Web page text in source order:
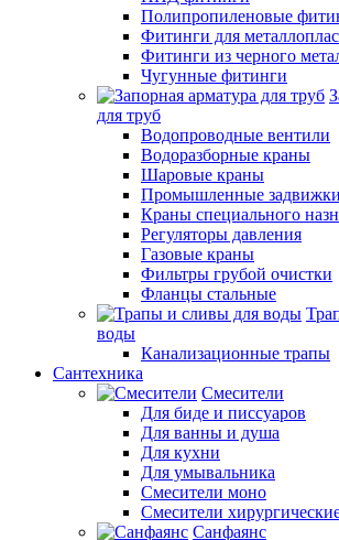
Полипропиленовые
Фитинги для
Фитинги из черного
Чугунные фитинги
для труб
Водопроводные вентили
Водоразборные краны
Шаровые краны
Промышленные
Краны специального
Регуляторы давления
Газовые краны
Фильтры грубой очистки
Фланцы стальные
воды
Канализационные трапы
Сантехника
Смесители
Для биде и писсуаров
Для ванны и душа
Для кухни
Для умывальника
Смесители моно
Смесители
Санфаянс